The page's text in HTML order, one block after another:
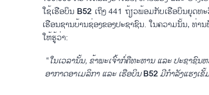
ໃຊ້​ເຮືອບິນ​ B52 ເຖິງ 441 ​ຖ້ຽວພ້ອມ​ກັບເຮືອບິນ​ຍຸດ​
ເຮືອນ​ຊານ​ບ້ານ​ຊ່ອງ​ຂອງ​ປະຊາຊົນ. ​ໃນ​ຄວາມ​ນັ້ນ, ທ່າ
ໃຫ້​ຮູ້​ວ່າ:
“ໃນ​ເວລານັ້ນ, ຂ້າພະ​ເຈົ້າກໍ່ຄື​ທະຫານ ​ແລະ ປະຊາຊົ
ອາກາດ​ອາ​ເມ​ລິ​ກາ ​ແລະ ​ເຮືອບິນB52ມີ​ກຳລັງ​ແຮງ​​ເ